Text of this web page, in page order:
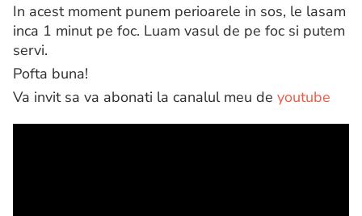
In acest moment punem perioarele in sos, le lasam
inca 1 minut pe foc. Luam vasul de pe foc si putem
servi.
Pofta buna!
Va invit sa va abonati la canalul meu de youtube